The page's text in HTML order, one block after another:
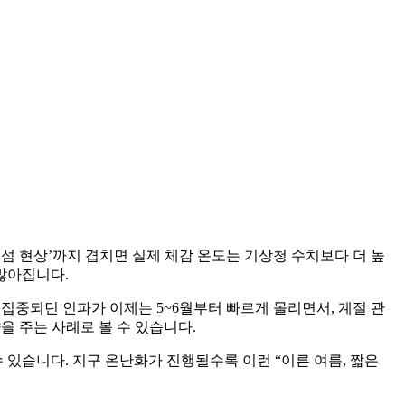
현상’까지 겹치면 실제 체감 온도는 기상청 수치보다 더 높
아집니다.
중되던 인파가 이제는 5~6월부터 빠르게 몰리면서, 계절 관
주는 사례로 볼 수 있습니다.
습니다. 지구 온난화가 진행될수록 이런 “이른 여름, 짧은